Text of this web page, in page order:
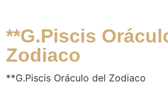
**G.Piscis
Zodiaco
**G.Piscis Oráculo del Zodiaco